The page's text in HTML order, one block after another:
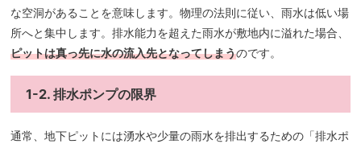
な空洞があることを意味します。物理の法則に従い、雨水は低い場
所へと集中します。排水能力を超えた雨水が敷地内に溢れた場合、
ピットは真っ先に水の流入先となってしまうのです。
1-2. 排水ポンプの限界
通常、地下ピットには湧水や少量の雨水を排出するための「排水ポ